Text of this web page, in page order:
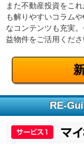
また不動産投資をこ
も解りやすいコラム
なコンテンツも充実
益物件をご活用くださ
RE-